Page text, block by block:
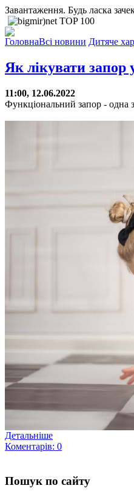
Завантаження. Будь ласка
ГоловнаВсі новини Дитяче
Як лікувати запор
11:00, 12.06.2022
Функціональний запор - одна
Детальніше
Коментарів: 0
Пошук по сайту